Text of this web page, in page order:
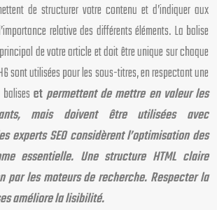
de structurer votre contenu et d’indiquer aux
relative des différents éléments. La balise
de votre article et doit être unique sur chaque
sont utilisées pour les sous-titres, en respectant une
etpermettent de mettre en valeur les
mais doivent être utilisées avec
experts SEO considèrent l’optimisation des
essentielle. Une structure HTML claire
par les moteurs de recherche. Respecter la
améliore la lisibilité.